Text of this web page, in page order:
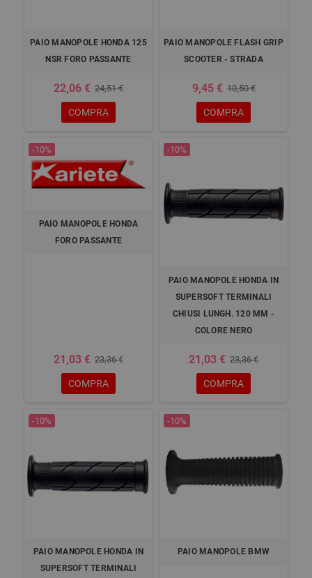
PAIO MANOPOLE HONDA 125
NSR FORO PASSANTE
22,06 € 24,51 €
COMPRA
PAIO MANOPOLE FLASH GRIP
SCOOTER - STRADA
9,45 € 10,50 €
COMPRA
-10%
PAIO MANOPOLE HONDA
FORO PASSANTE
21,03 € 23,36 €
COMPRA
-10%
PAIO MANOPOLE HONDA IN
SUPERSOFT TERMINALI
CHIUSI LUNGH. 120 MM -
COLORE NERO
21,03 € 23,36 €
COMPRA
-10%
PAIO MANOPOLE HONDA IN
SUPERSOFT TERMINALI
-10%
PAIO MANOPOLE BMW